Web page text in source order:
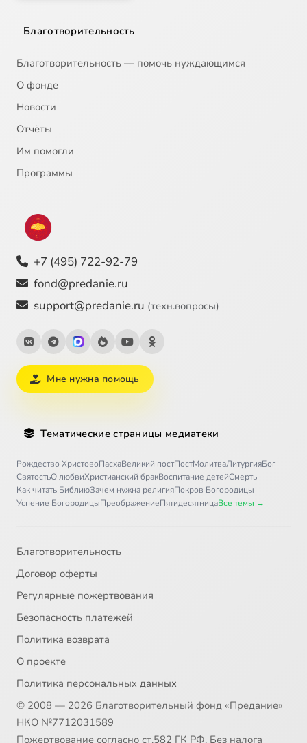
Благотворительность
Благотворительность — помочь нуждающимся
О фонде
Новости
Отчёты
Им помогли
Программы
+7 (495) 722-92-79
fond@predanie.ru
support@predanie.ru (техн.вопросы)
Мне нужна помощь
Тематические страницы медиатеки
Рождество ХристовоПасхаВеликий постПостМолитваЛитургияБог
СвятостьО любвиХристианский бракВоспитание детейСмерть
Как читать БиблиюЗачем нужна религияПокров Богородицы
Успение БогородицыПреображениеПятидесятницаВсе темы →
Благотворительность
Договор оферты
Регулярные пожертвования
Безопасность платежей
Политика возврата
О проекте
Политика персональных данных
© 2008 — 2026 Благотворительный фонд «Предание»
НКО №7712031589
Пожертвование согласно ст.582 ГК РФ. Без налога